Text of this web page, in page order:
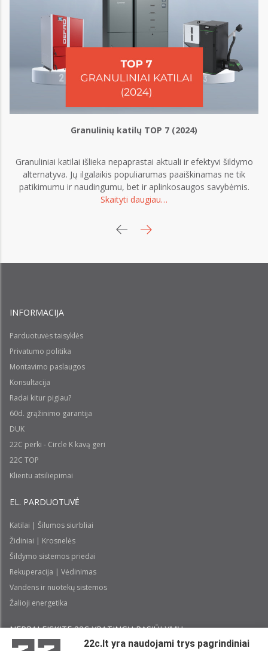
Granulinių katilų TOP 7 (2024)
Granuliniai katilai išlieka nepaprastai aktuali ir efektyvi šildymo
alternatyva. Jų ilgalaikis populiarumas paaiškinamas ne tik
patikimumu ir naudingumu, bet ir aplinkosaugos savybėmis.
Skaityti daugiau…
INFORMACIJA
Parduotuvės taisyklės
Privatumo politika
Montavimo paslaugos
Konsultacija
Radai kitur pigiau?
60d. grąžinimo garantija
DUK
22C perki - Circle K kavą geri
22C TOP
Klientu atsiliepimai
EL. PARDUOTUVĖ
Katilai | Šilumos siurbliai
Židiniai | Krosnelės
Šildymo sistemos priedai
Rekuperacija | Vėdinimas
Vandens ir nuotekų sistemos
Žalioji energetika
NEPRALEISKITE 22С YPATINGŲ PASIŪLYMŲ:
22c.lt yra naudojami trys pagrindiniai